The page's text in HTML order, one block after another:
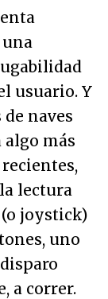
una
usuario. Y
de naves
más
lectura
joystick)
uno
a correr.